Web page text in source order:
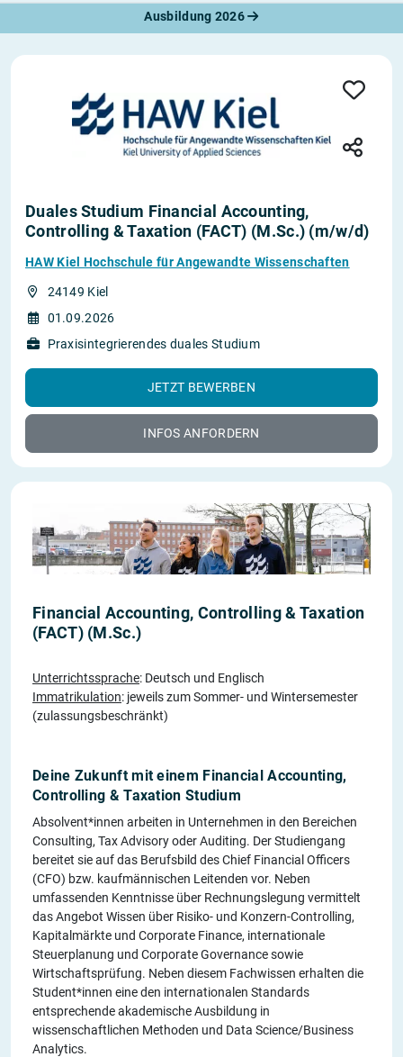
Ausbildung 2026
Duales Studium Financial Accounting,
Controlling & Taxation (FACT) (M.Sc.) (m/w/d)
HAW Kiel Hochschule für Angewandte Wissenschaften
24149 Kiel
01.09.2026
Praxisintegrierendes duales Studium
JETZT BEWERBEN
INFOS ANFORDERN
Financial Accounting, Controlling & Taxation
(FACT) (M.Sc.)
Unterrichtssprache: Deutsch und Englisch
Immatrikulation: jeweils zum Sommer- und Wintersemester
(zulassungsbeschränkt)
Deine Zukunft mit einem Financial Accounting,
Controlling & Taxation Studium
Absolvent*innen arbeiten in Unternehmen in den Bereichen
Consulting, Tax Advisory oder Auditing. Der Studiengang
bereitet sie auf das Berufsbild des Chief Financial Officers
(CFO) bzw. kaufmännischen Leitenden vor. Neben
umfassenden Kenntnisse über Rechnungslegung vermittelt
das Angebot Wissen über Risiko- und Konzern-Controlling,
Kapitalmärkte und Corporate Finance, internationale
Steuerplanung und Corporate Governance sowie
Wirtschaftsprüfung. Neben diesem Fachwissen erhalten die
Student*innen eine den internationalen Standards
entsprechende akademische Ausbildung in
wissenschaftlichen Methoden und Data Science/Business
Analytics.